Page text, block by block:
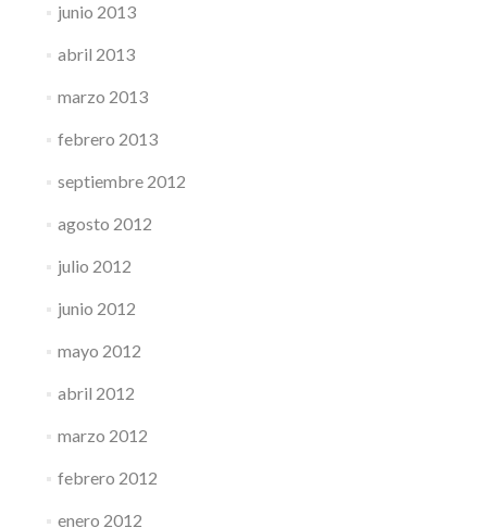
junio 2013
abril 2013
marzo 2013
febrero 2013
septiembre 2012
agosto 2012
julio 2012
junio 2012
mayo 2012
abril 2012
marzo 2012
febrero 2012
enero 2012